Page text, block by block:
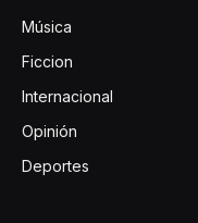
Música
Ficcion
Internacional
Opinión
Deportes